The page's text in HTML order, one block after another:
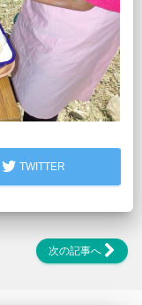
TWITTER
次の記事へ